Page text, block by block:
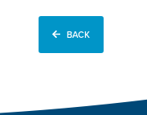
BACK